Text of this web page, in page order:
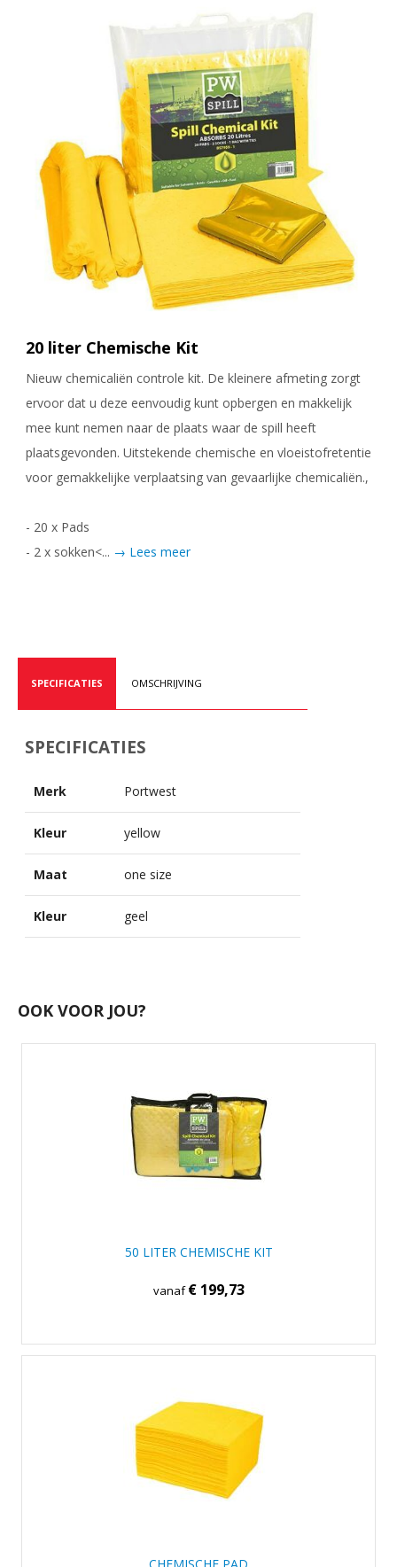
20 liter Chemische Kit
Nieuw chemicaliën controle kit. De kleinere afmeting zorgt
ervoor dat u deze eenvoudig kunt opbergen en makkelijk
mee kunt nemen naar de plaats waar de spill heeft
plaatsgevonden. Uitstekende chemische en vloeistofretentie
voor gemakkelijke verplaatsing van gevaarlijke chemicaliën.,
- 20 x Pads
- 2 x sokken<... → Lees meer
SPECIFICATIES OMSCHRIJVING
SPECIFICATIES
Merk Portwest
Kleur yellow
Maat one size
Kleur geel
OOK VOOR JOU?
50 LITER CHEMISCHE KIT
vanaf€ 199,73
CHEMISCHE PAD